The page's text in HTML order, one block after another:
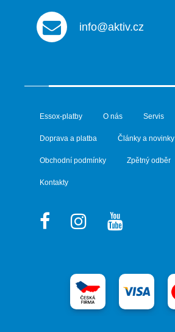
info@aktiv.cz
Essox-platby O nás Servis
Doprava a platba Články a novinky
Obchodní podmínky Zpětný odběr
Kontakty